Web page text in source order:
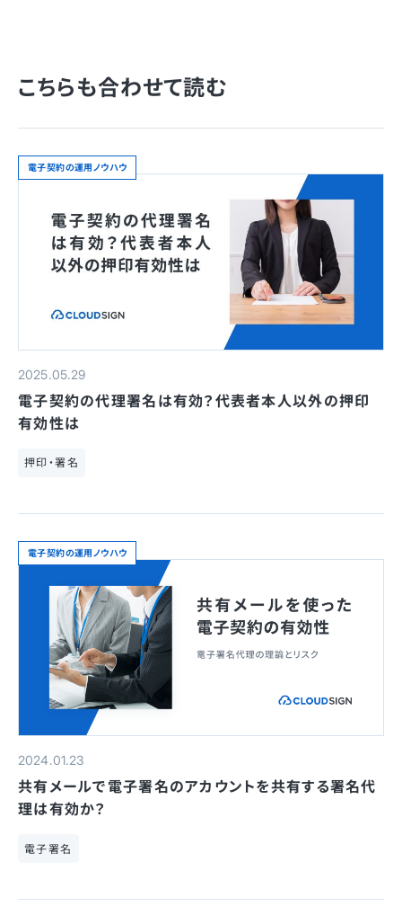
こちらも合わせて読む
電子契約の運用ノウハウ
2025.05.29
電子契約の代理署名は有効？代表者本人以外の押印
有効性は
押印・署名
電子契約の運用ノウハウ
2024.01.23
共有メールで電子署名のアカウントを共有する署名代
理は有効か？
電子署名